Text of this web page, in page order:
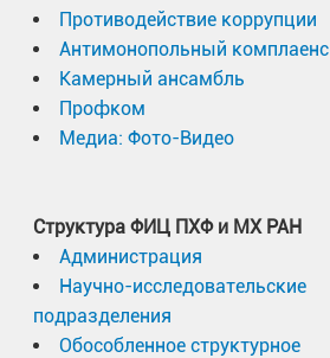
Противодействие коррупции
Антимонопольный комплаенс
Камерный ансамбль
Профком
Медиа: Фото-Видео
Структура ФИЦ ПХФ и МХ РАН
Администрация
Научно-исследовательские
подразделения
Обособленное структурное